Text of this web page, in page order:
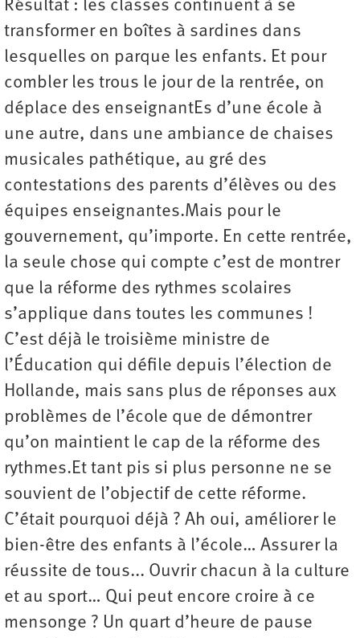
Résultat : les classes continuent à se
transformer en boîtes à sardines dans
lesquelles on parque les enfants. Et pour
combler les trous le jour de la rentrée, on
déplace des enseignantEs d’une école à
une autre, dans une ambiance de chaises
musicales pathétique, au gré des
contestations des parents d’élèves ou des
équipes enseignantes.Mais pour le
gouvernement, qu’importe. En cette rentrée,
la seule chose qui compte c’est de montrer
que la réforme des rythmes scolaires
s’applique dans toutes les communes !
C’est déjà le troisième ministre de
l’Éducation qui défile depuis l’élection de
Hollande, mais sans plus de réponses aux
problèmes de l’école que de démontrer
qu’on maintient le cap de la réforme des
rythmes.Et tant pis si plus personne ne se
souvient de l’objectif de cette réforme.
C’était pourquoi déjà ? Ah oui, améliorer le
bien-être des enfants à l’école… Assurer la
réussite de tous... Ouvrir chacun à la culture
et au sport… Qui peut encore croire à ce
mensonge ? Un quart d’heure de pause